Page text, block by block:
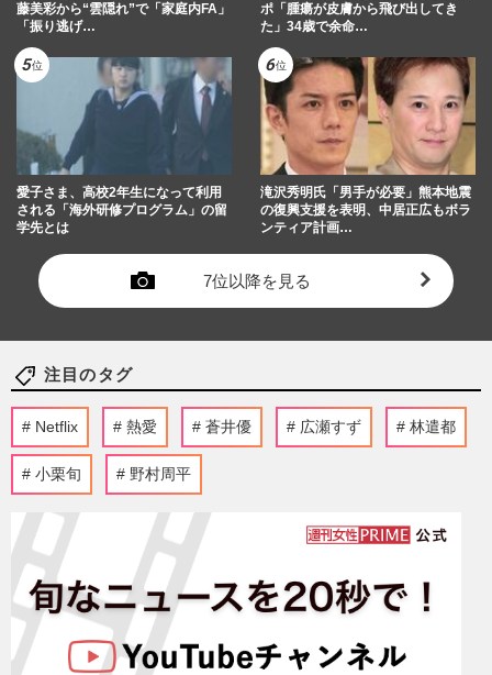
藤美彩から“雲隠れ”で「家庭内FA」
「振り逃げ…
ポ「腫瘍が皮膚から飛び出してき
た」34歳で余命…
愛子さま、高校2年生になって利用
される「海外研修プログラム」の留
学先とは
滝沢秀明氏「男手が必要」熊本地震
の復興支援を表明、中居正広もボラ
ンティア計画…
7位以降を見る
注目のタグ
Netflix 熱愛 蒼井優 広瀬すず 林遣都
小栗旬 野村周平